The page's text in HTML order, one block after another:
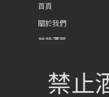
首頁
關於我們
葡萄酒單
認識酒莊
訂購流程
禁止